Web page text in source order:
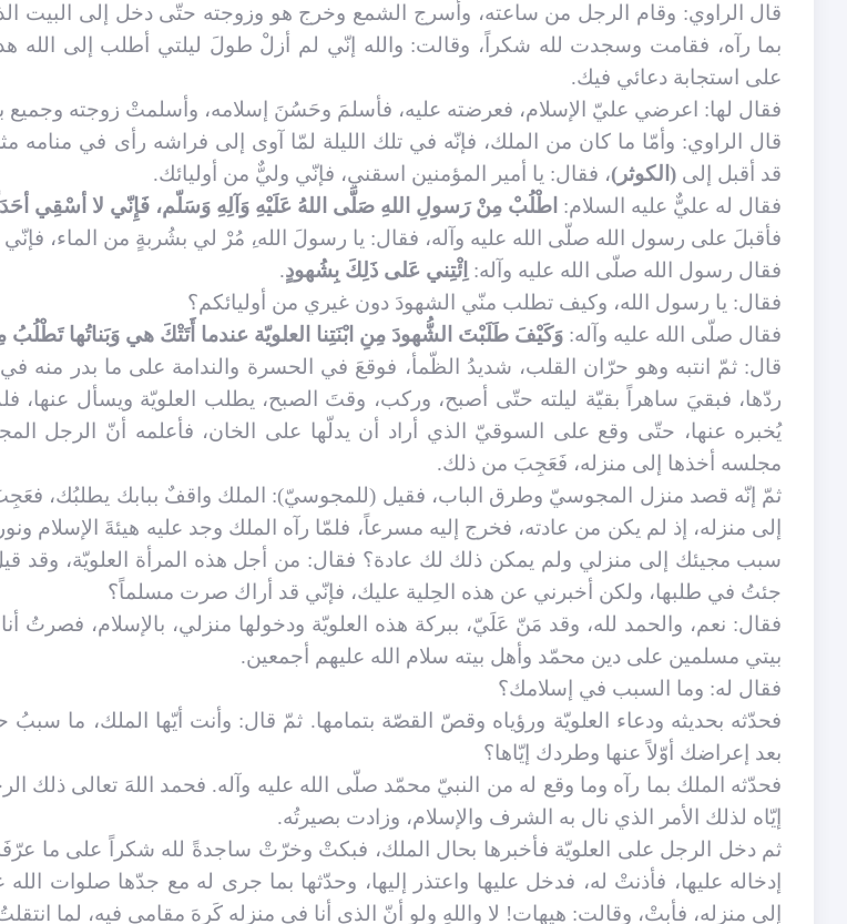
قال الراوي: وقام الرجل من ساعته، وأسرج الشمع وخرج هو وزوجته حتّى دخل إلى البيت
بما رآه، فقامت وسجدت لله شكراً، وقالت: والله إنّي لم أزلْ طولَ ليلتي أطلب إلى الله
على استجابة دعائي فيك.
فقال لها: اعرضي عليّ الإسلام، فعرضته عليه، فأسلمَ وحَسُنَ إسلامه، وأسلمتْ زوجته وجميع
قال الراوي: وأمّا ما كان من الملك، فإنّه في تلك الليلة لمّا آوى إلى فراشه رأى في منامه
قد أقبل إلى (الكوثر)، فقال: يا أمير المؤمنين اسقني، فإنّي وليٌّ من أوليائك.
فقال له عليٌّ عليه السلام: اطْلُبْ مِنْ رَسولِ اللهِ صَلَّى اللهُ عَلَيْهِ وَآلِهِ وَسَلّم، فَإِنّي لا أسْقِي أحَدَاً
فأقبلَ على رسول الله صلّى الله عليه وآله، فقال: يا رسولَ الله،ِ مُرْ لي بشُربةٍ من الماء،
فقال رسول الله صلّى الله عليه وآله: اِئْتِني عَلى ذَلِكَ بِشُهودٍ.
فقال: يا رسول الله، وكيف تطلب منّي الشهودَ دون غيري من أوليائكم؟
فقال صلّى الله عليه وآله: وَكَيْفَ طَلَبْتَ الشُّهودَ مِنِ ابْنَتِنا العلويّة عندما أَتَتْكَ هي وَبَناتُها
قال: ثمّ انتبه وهو حرّان القلب، شديدُ الظّمأ، فوقعَ في الحسرة والندامة على ما بدر منه
ردّها، فبقيَ ساهراً بقيّة ليلته حتّى أصبح، وركب، وقتَ الصبح، يطلب العلويّة ويسأل عنها،
يُخبره عنها، حتّى وقع على السوقيّ الذي أراد أن يدلّها على الخان، فأعلمه أنّ الرجل
مجلسه أخذها إلى منزله، فَعَجِبَ من ذلك.
ثمّ إنّه قصد منزل المجوسيّ وطرق الباب، فقيل (للمجوسيّ): الملك واقف ببابك يطلبُك،
إلى منزله، إذ لم يكن من عادته، فخرج إليه مسرعاً، فلمّا رآه الملك وجد عليه هيئةَ الإسلام
سبب مجيئك إلى منزلي ولم يمكن ذلك لك عادة؟ فقال: من أجل هذه المرأة العلويّة، وقد
جئتُ في طلبها، ولكن أخبرني عن هذه الحِلية عليك، فإنّي قد أراك صرت مسلماً؟
فقال: نعم، والحمد لله، وقد مَنّ عَلَيّ، ببركة هذه العلويّة ودخولها منزلي، بالإسلام، فصرتُ
بيتي مسلمين على دين محمّد وأهل بيته سلام الله عليهم أجمعين.
فقال له: وما السبب في إسلامك؟
فحدّثه بحديثه ودعاء العلويّة ورؤياه وقصّ القصّة بتمامها. ثمّ قال: وأنت أيّها الملك، ما
بعد إعراضك أوّلاً عنها وطردك إيّاها؟
فحدّثه الملك بما رآه وما وقع له من النبيّ محمّد صلّى الله عليه وآله. فحمد اللهَ تعالى ذلك
إيّاه لذلك الأمر الذي نال به الشرف والإسلام، وزادت بصيرتُه.
ثم دخل الرجل على العلويّة فأخبرها بحال الملك، فبكتْ وخرّتْ ساجدةً لله شكراً على ما
إدخاله عليها، فأذنتْ له، فدخل عليها واعتذر إليها، وحدّثها بما جرى له مع جدّها صلوات الله
إلى منزله، فأبتْ، وقالت: هيهات! لا واللهِ ولو أنّ الذي أنا في منزله كَرِهَ مقامي فيه، لما